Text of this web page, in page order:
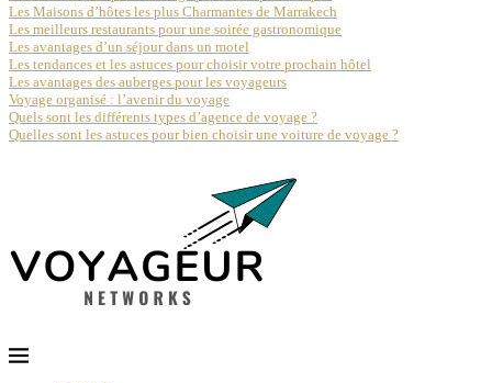
Les Maisons d’hôtes les plus Charmantes de Marrakech
Les meilleurs restaurants pour une soirée gastronomique
Les avantages d’un séjour dans un motel
Les tendances et les astuces pour choisir votre prochain hôtel
Les avantages des auberges pour les voyageurs
Voyage organisé : l’avenir du voyage
Quels sont les différents types d’agence de voyage ?
Quelles sont les astuces pour bien choisir une voiture de voyage ?